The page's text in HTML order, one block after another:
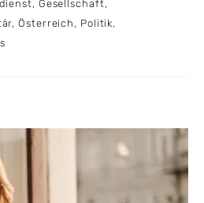
, Gesellschaft,
,Österreich , Politik,